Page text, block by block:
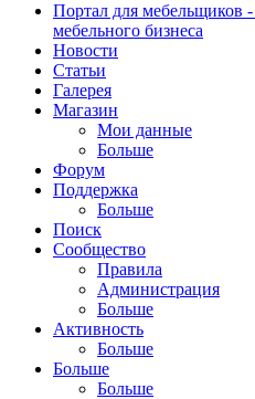
Портал для мебельщиков
мебельного бизнеса
Новости
Статьи
Галерея
Магазин
Мои данные
Больше
Форум
Поддержка
Больше
Поиск
Сообщество
Правила
Администрация
Больше
Активность
Больше
Больше
Больше